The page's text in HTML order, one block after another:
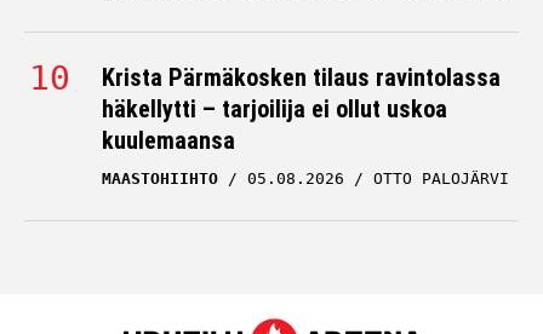
Krista Pärmäkosken tilaus ravintolassa
häkellytti – tarjoilija ei ollut uskoa
kuulemaansa
MAASTOHIIHTO